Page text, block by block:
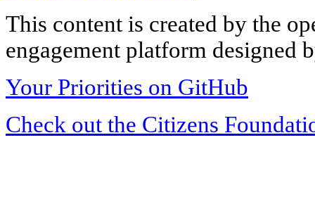
This content is created by the
engagement platform designed
Your Priorities on GitHub
Check out the Citizens